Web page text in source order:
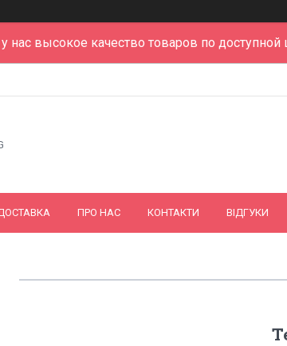
нас высокое качество товаров по доступной
ПРО НАС КОНТАКТИ ВІДГУКИ